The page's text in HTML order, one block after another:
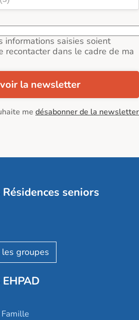
informations saisies soient
recontacter dans le cadre de ma
la newsletter
me désabonner de la newsletter
seniors